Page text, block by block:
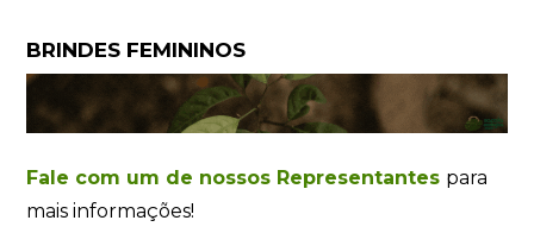
BRINDES FEMININOS
Fale com um de nossos Representantes para
mais informações!